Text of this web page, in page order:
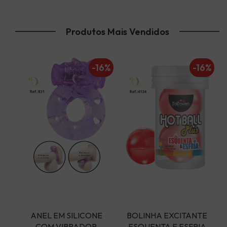
Produtos Mais Vendidos
-16%
ANEL EM SILICONE
-16%
BOLINHA EXCITANTE